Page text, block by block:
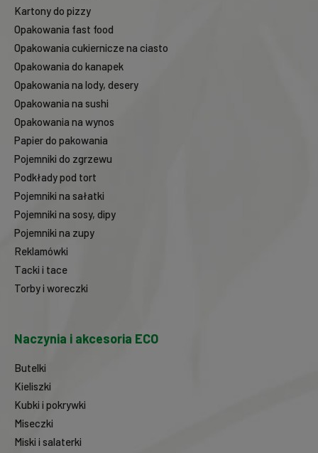
Kartony do pizzy
Opakowania fast food
Opakowania cukiernicze na ciasto
Opakowania do kanapek
Opakowania na lody, desery
Opakowania na sushi
Opakowania na wynos
Papier do pakowania
Pojemniki do zgrzewu
Podkłady pod tort
Pojemniki na sałatki
Pojemniki na sosy, dipy
Pojemniki na zupy
Reklamówki
Tacki i tace
Torby i woreczki
Naczynia i akcesoria ECO
Butelki
Kieliszki
Kubki i pokrywki
Miseczki
Miski i salaterki